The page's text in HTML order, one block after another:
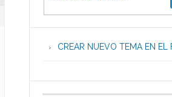
CREAR NUEVO TEMA EN EL